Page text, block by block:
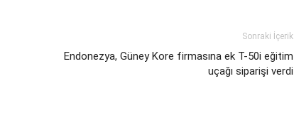
Sonraki İçerik
Endonezya, Güney Kore firmasına ek T-50i eğitim
uçağı siparişi verdi